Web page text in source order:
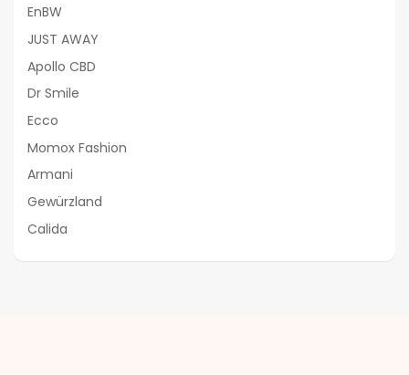
EnBW
JUST AWAY
Apollo CBD
Dr Smile
Ecco
Momox Fashion
Armani
Gewürzland
Calida